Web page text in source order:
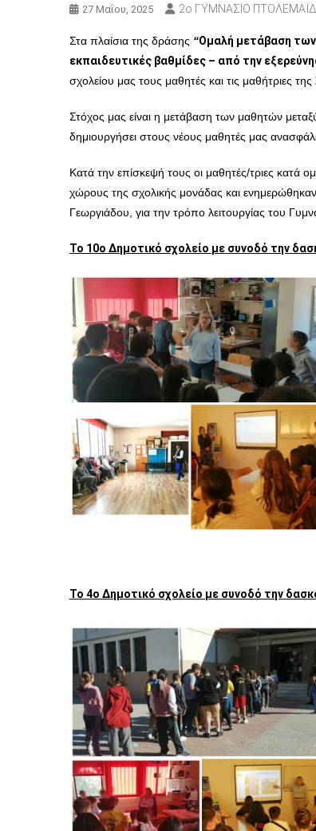
27 Μαΐου, 2025 2ο ΓΥΜΝΑΣΙΟ
Στα πλαίσια της δράσης “Ομαλή μετάβαση
εκπαιδευτικές βαθμίδες – από την
σχολείου μας τους μαθητές και τις μαθήτριες της
Στόχος μας είναι η μετάβαση των μαθητών μετ
δημιουργήσει στους νέους μαθητές μας
Κατά την επίσκεψή τους οι μαθητές/τριες κατά
χώρους της σχολικής μονάδας και
Γεωργιάδου, για την τρόπο λειτουργίας του
Το 10ο Δημοτικό σχολείο με συνοδό την
Το 4ο Δημοτικό σχολείο με συνοδό την